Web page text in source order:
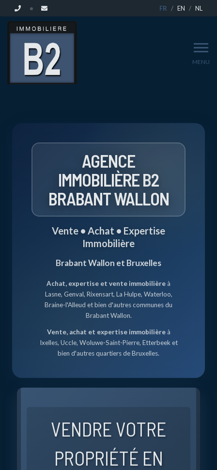
FR EN NL
MENU
BRABANT
WALLON
AVEC
IMMOBILIÈRE
AGENCE
IMMOBILIÈRE B2
BRABANT WALLON
Vente • Achat • Expertise
Immobilière
Brabant Wallon et Bruxelles
Achat, expertise et vente immobilièreà
Lasne, Genval, Rixensart, La Hulpe, Waterloo,
Braine-l'Alleud et bien d'autres communes du
Brabant Wallon.
Vente, achat et expertise immobilièreà
Ixelles, Uccle, Woluwe-Saint-Pierre, Etterbeek et
bien d'autres quartiers de Bruxelles.
VENDRE VOTRE
PROPRIÉTÉ EN